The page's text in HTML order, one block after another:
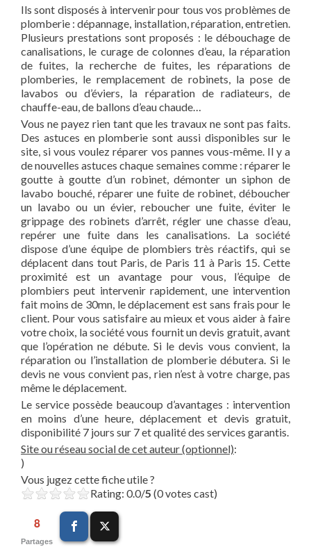
Ils sont disposés à intervenir pour tous vos problèmes de
plomberie : dépannage, installation, réparation, entretien.
Plusieurs prestations sont proposés : le débouchage de
canalisations, le curage de colonnes d’eau, la réparation
de fuites, la recherche de fuites, les réparations de
plomberies, le remplacement de robinets, la pose de
lavabos ou d’éviers, la réparation de radiateurs, de
chauffe-eau, de ballons d’eau chaude…
Vous ne payez rien tant que les travaux ne sont pas faits.
Des astuces en plomberie sont aussi disponibles sur le
site, si vous voulez réparer vos pannes vous-même. Il y a
de nouvelles astuces chaque semaines comme : réparer le
goutte à goutte d’un robinet, démonter un siphon de
lavabo bouché, réparer une fuite de robinet, déboucher
un lavabo ou un évier, reboucher une fuite, éviter le
grippage des robinets d’arrêt, régler une chasse d’eau,
repérer une fuite dans les canalisations. La société
dispose d’une équipe de plombiers très réactifs, qui se
déplacent dans tout Paris, de Paris 11 à Paris 15. Cette
proximité est un avantage pour vous, l’équipe de
plombiers peut intervenir rapidement, une intervention
fait moins de 30mn, le déplacement est sans frais pour le
client. Pour vous satisfaire au mieux et vous aider à faire
votre choix, la société vous fournit un devis gratuit, avant
que l’opération ne débute. Si le devis vous convient, la
réparation ou l’installation de plomberie débutera. Si le
devis ne vous convient pas, rien n’est à votre charge, pas
même le déplacement.
Le service possède beaucoup d’avantages : intervention
en moins d’une heure, déplacement et devis gratuit,
disponibilité 7 jours sur 7 et qualité des services garantis.
Site ou réseau social de cet auteur (optionnel):
)
Vous jugez cette fiche utile ?
Rating: 0.0/5 (0 votes cast)
8
Partages